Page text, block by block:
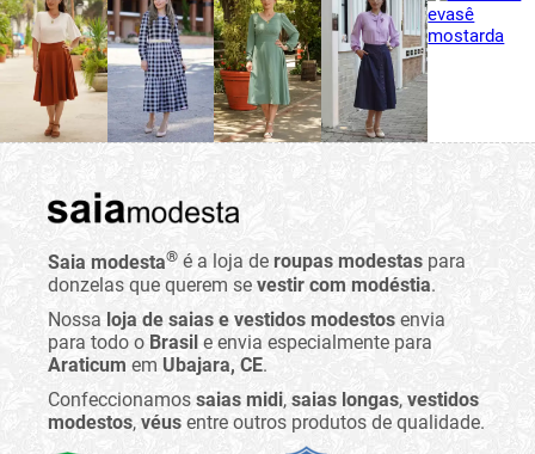
Saia modesta® é a loja de roupas modestas para
donzelas que querem se vestir com modéstia.
Nossa loja de saias e vestidos modestos envia
para todo o Brasil e envia especialmente para
Araticum em Ubajara, CE.
Confeccionamos saias midi, saias longas, vestidos
modestos, véus entre outros produtos de qualidade.